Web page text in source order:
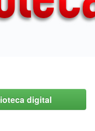
digital